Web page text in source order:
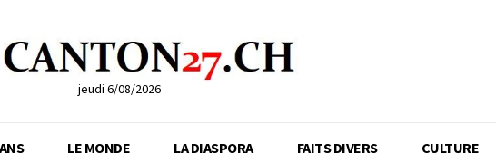
jeudi 6/08/2026
LE MONDE LA DIASPORA FAITS DIVERS CULTURE